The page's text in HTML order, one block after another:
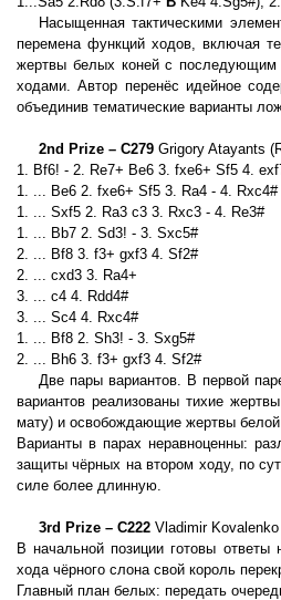
Насыщенная тактическими
перемена функций ходов, включая
жертвы белых коней с последующим
ходами. Автор перенёс идейное
объединив тематические варианты
2nd Prize – C279 Grigory Atayants
1. Bf6! - 2. Re7+ Be6 3. fxe6+ Sf5 4.
1. ... Be6 2. fxe6+ Sf5 3. Ra4 - 4. Rxc4#
1. ... Sxf5 2. Ra3 c3 3. Rxc3 - 4. Re3#
1. ... Bb7 2. Sd3! - 3. Sxc5#
2. ... Bf8 3. f3+ gxf3 4. Sf2#
2. ... cxd3 3. Ra4+
3. ... c4 4. Rdd4#
3. ... Sc4 4. Rxc4#
1. ... Bf8 2. Sh3! - 3. Sxg5#
2. ... Bh6 3. f3+ gxf3 4. Sf2#
Две пары вариантов. В первой
вариантов реализованы тихие
мату) и освобождающие жертвы белой
Варианты в парах неравноценны:
защиты чёрных на втором ходу, по
силе более длинную.
3rd Prize – C222 Vladimir
В начальной позиции готовы
хода чёрного слона свой король
Главный план белых: передать